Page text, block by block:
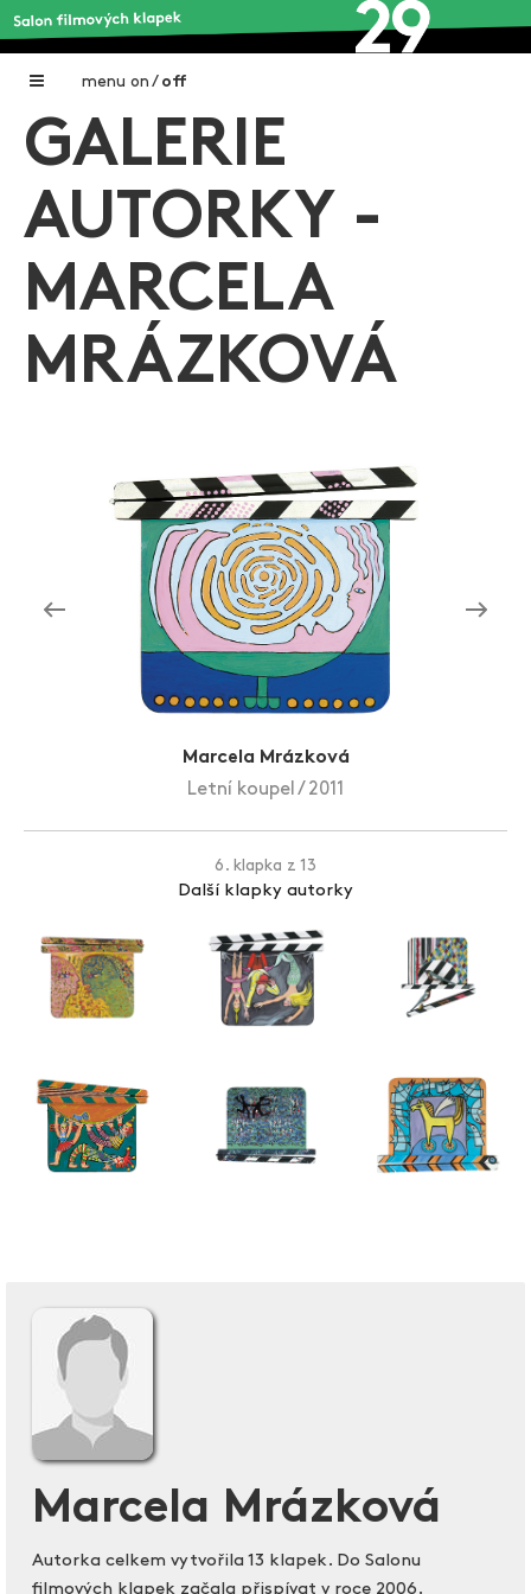
menu on / off
Home
Galerie filmových klapek
Autoři filmových klapek
O projektu
Aktuality
Zlín Film Festival
GALERIE
AUTORKY -
MARCELA
MRÁZKOVÁ
Marcela Mrázková
Letní koupel / 2011
6. klapka z 13
Další klapky autorky
Marcela Mrázková
Autorka celkem vytvořila 13 klapek. Do Salonu
filmových klapek začala přispívat v roce 2006.